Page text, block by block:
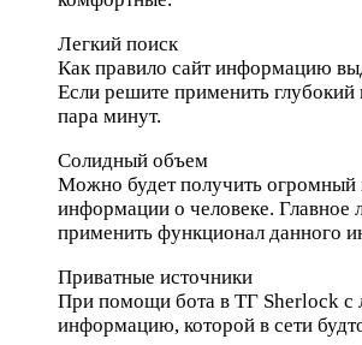
Легкий поиск
Как правило сайт информацию
Если решите применить глубокий
пара минут.
Солидный объем
Можно будет получить огромный
информации о человеке.
применить функционал данного
Приватные источники
При помощи бота в ТГ Sherlock с
информацию, которой в сети